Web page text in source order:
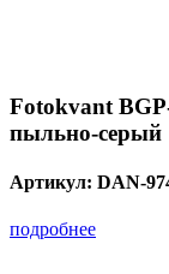
Fotokvant
пыльно-серый
Артикул: DAN-
подробнее